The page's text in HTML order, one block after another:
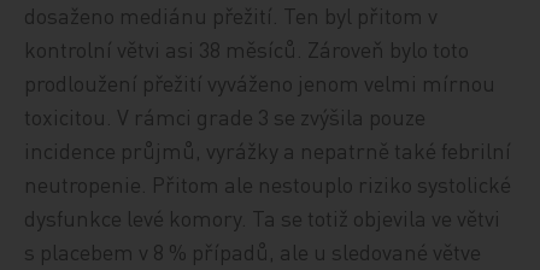
dosaženo mediánu přežití. Ten byl přitom v
kontrolní větvi asi 38 měsíců. Zároveň bylo toto
prodloužení přežití vyváženo jenom velmi mírnou
toxicitou. V rámci grade 3 se zvýšila pouze
incidence průjmů, vyrážky a nepatrně také febrilní
neutropenie. Přitom ale nestouplo riziko systolické
dysfunkce levé komory. Ta se totiž objevila ve větvi
s placebem v 8 % případů, ale u sledované větve